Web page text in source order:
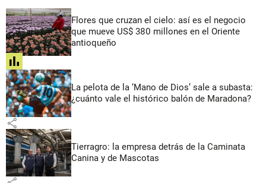
Flores que cruzan el cielo: así es el negocio
que mueve US$ 380 millones en el Oriente
antioqueño
share
La pelota de la ‘Mano de Dios’ sale a subasta:
¿cuánto vale el histórico balón de Maradona?
share
Tierragro: la empresa detrás de la Caminata
Canina y de Mascotas